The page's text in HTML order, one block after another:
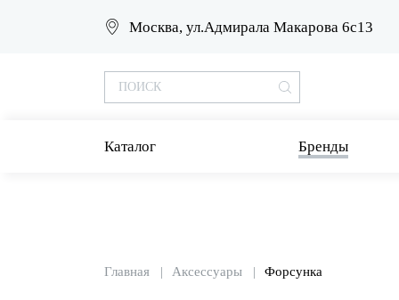
Москва, ул.Адмирала Макарова 6с13
Каталог Бренды
Главная Аксессуары Форсунка